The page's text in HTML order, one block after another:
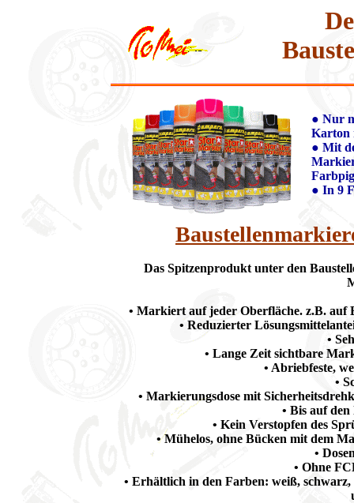
● Nur
Karton
● Mit
● In 9
Das Spitzenprodukt unter den
• Markiert auf jeder Oberfläche. z.B. auf
• Reduzierter
•
• Lange Zeit sichtbare
• Abriebfeste,
•
• Markierungsdose mit
• Bis auf
• Kein Verstopfen des
• Mühelos, ohne Bücken mit dem
•
• Ohne
• Erhältlich in den Farben: weiß,